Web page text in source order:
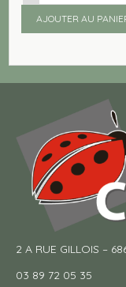
AJOUTER AU
2 A RUE GILLOIS –
03 89 72 05 35